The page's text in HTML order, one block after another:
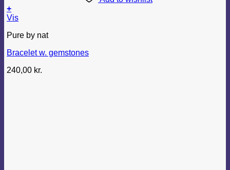
+
Vis
Pure by nat
Bracelet w. gemstones
240,00 kr.